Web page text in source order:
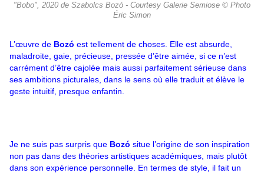
"Bobo", 2020 de Szabolcs Bozó - Courtesy Galerie Semiose © Photo
Éric Simon
L’œuvre de Bozó est tellement de choses. Elle est absurde,
maladroite, gaie, précieuse, pressée d’être aimée, si ce n’est
carrément d’être cajolée mais aussi parfaitement sérieuse dans
ses ambitions picturales, dans le sens où elle traduit et élève le
geste intuitif, presque enfantin.
Je ne suis pas surpris que Bozó situe l’origine de son inspiration
non pas dans des théories artistiques académiques, mais plutôt
dans son expérience personnelle. En termes de style, il fait un